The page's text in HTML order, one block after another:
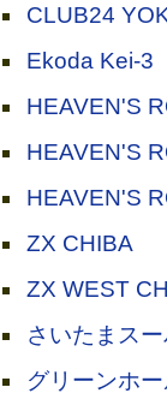
CLUB24
Ekoda Kei-3
HEAVEN'S
HEAVEN'S
HEAVEN'S
ZX CHIBA
ZX WEST
さいたまス
グリーンホ